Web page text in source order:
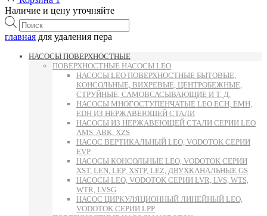
Наличие и цену уточняйте
Поиск
товаров
главная для удаления пера
НАСОСЫ ПОВЕРХНОСТНЫЕ
ПОВЕРХНОСТНЫЕ НАСОСЫ LEO
НАСОСЫ LEO ПОВЕРХНОСТНЫЕ БЫТОВЫЕ,
КОНСОЛЬНЫЕ, ВИХРЕВЫЕ, ЦЕНТРОБЕЖНЫЕ,
СТРУЙНЫЕ, САМОВСАСЫВАЮЩИЕ И Т. Д.
НАСОСЫ МНОГОСТУПЕНЧАТЫЕ LEO ECH, EMH,
EDH ИЗ НЕРЖАВЕЮЩЕЙ СТАЛИ
НАСОСЫ ИЗ НЕРЖАВЕЮЩЕЙ СТАЛИ СЕРИИ LEO
AMS, ABK, XZS
НАСОС ВЕРТИКАЛЬНЫЙ LEO, VODOTOK СЕРИИ
EVP
НАСОСЫ КОНСОЛЬНЫЕ LEO, VODOTOK СЕРИИ
XST, LEN, LEP, XSTP, LEZ, ДВУХКАНАЛЬНЫЕ GS
НАСОСЫ LEO, VODOTOK СЕРИИ LVR, LVS, WTS,
WTR, LVSG
НАСОС ЦИРКУЛЯЦИОННЫЙ ЛИНЕЙНЫЙ LEO,
VODOTOK СЕРИИ LPP